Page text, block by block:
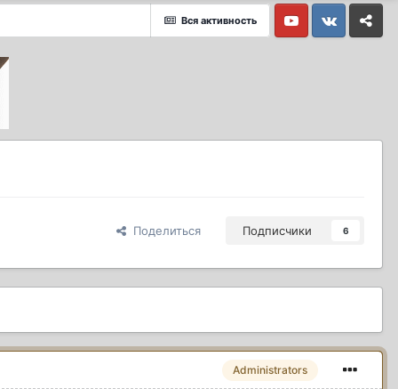
Вся активность
Youtube VkontakteYandex
Поделиться Подписчики 6
Administrators